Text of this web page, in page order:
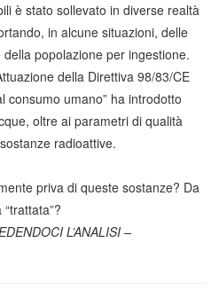
è stato sollevato in diverse realtà
in alcune situazioni, delle
popolazione per ingestione.
della Direttiva 98/83/CE
consumo umano” ha introdotto
oltre ai parametri di qualità
radioattive.
priva di queste sostanze? Da
L’ANALISI –